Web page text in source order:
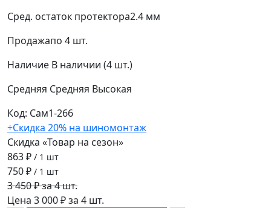
Сред. остаток протектора2.4 мм
Продажапо 4 шт.
Наличие В наличии (4 шт.)
Средняя Средняя Высокая
Код: Сам1-266
+Скидка 20% на шиномонтаж
Скидка «Товар на сезон»
863 ₽ / 1 шт
750 ₽ / 1 шт
3 450 ₽ за 4 шт.
Цена 3 000 ₽ за 4 шт.